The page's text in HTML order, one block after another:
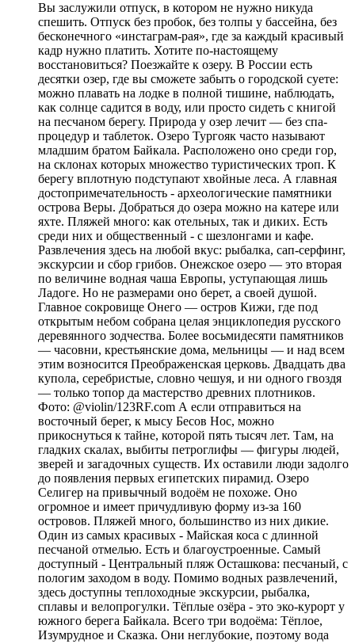
Вы заслужили отпуск, в котором не нужно никуда
спешить. Отпуск без пробок, без толпы у бассейна, без
бесконечного «инстаграм-рая», где за каждый красивый
кадр нужно платить. Хотите по-настоящему
восстановиться? Поезжайте к озеру. В России есть
десятки озер, где вы сможете забыть о городской суете:
можно плавать на лодке в полной тишине, наблюдать,
как солнце садится в воду, или просто сидеть с книгой
на песчаном берегу. Природа у озер лечит — без спа-
процедур и таблеток. Озеро Тургояк часто называют
младшим братом Байкала. Расположено оно среди гор,
на склонах которых множество туристических троп. К
берегу вплотную подступают хвойные леса. А главная
достопримечательность - археологические памятники
острова Веры. Добраться до озера можно на катере или
яхте. Пляжей много: как отельных, так и диких. Есть
среди них и общественный - с шезлонгами и кафе.
Развлечения здесь на любой вкус: рыбалка, сап-серфинг,
экскурсии и сбор грибов. Онежское озеро — это вторая
по величине водная чаша Европы, уступающая лишь
Ладоге. Но не размерами оно берет, а своей душой.
Главное сокровище Онего — остров Кижи, где под
открытым небом собрана целая энциклопедия русского
деревянного зодчества. Более восьмидесяти памятников
— часовни, крестьянские дома, мельницы — и над всем
этим возносится Преображенская церковь. Двадцать два
купола, серебристые, словно чешуя, и ни одного гвоздя
— только топор да мастерство древних плотников.
Фото: @violin/123RF.com А если отправиться на
восточный берег, к мысу Бесов Нос, можно
прикоснуться к тайне, которой пять тысяч лет. Там, на
гладких скалах, выбиты петроглифы — фигуры людей,
зверей и загадочных существ. Их оставили люди задолго
до появления первых египетских пирамид. Озеро
Селигер на привычный водоём не похоже. Оно
огромное и имеет причудливую форму из-за 160
островов. Пляжей много, большинство из них дикие.
Один из самых красивых - Майская коса с длинной
песчаной отмелью. Есть и благоустроенные. Самый
доступный - Центральный пляж Осташкова: песчаный, с
пологим заходом в воду. Помимо водных развлечений,
здесь доступны теплоходные экскурсии, рыбалка,
сплавы и велопрогулки. Тёплые озёра - это эко-курорт у
южного берега Байкала. Всего три водоёма: Тёплое,
Изумрудное и Сказка. Они неглубокие, поэтому вода